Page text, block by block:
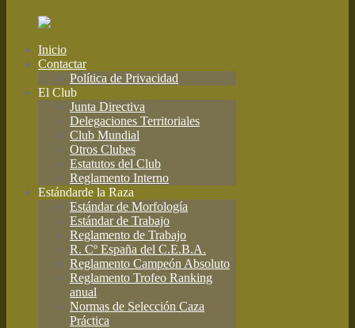
Inicio
Contactar
Política de Privacidad
El Club
Junta Directiva
Delegaciones Territoriales
Club Mundial
Otros Clubes
Estatutos del Club
Reglamento Interno
Estándarde la Raza
Estándar de Morfología
Estándar de Trabajo
Reglamento de Trabajo
R. Cº España del C.E.B.A.
Reglamento Campeón Absoluto
Reglamento Trofeo Ranking
anual
Normas de Selección Caza
Práctica